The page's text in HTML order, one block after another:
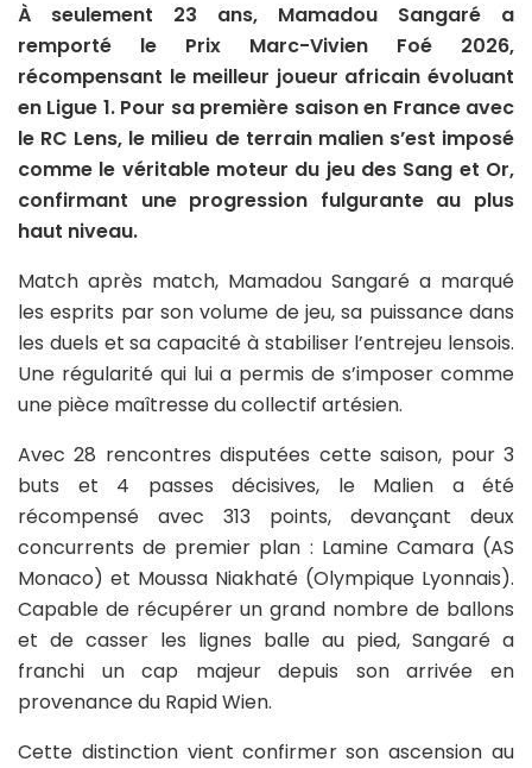
À seulement 23 ans, Mamadou Sangaré a
remporté le Prix Marc-Vivien Foé 2026,
récompensant le meilleur joueur africain évoluant
en Ligue 1. Pour sa première saison en France avec
le RC Lens, le milieu de terrain malien s’est imposé
comme le véritable moteur du jeu des Sang et Or,
confirmant une progression fulgurante au plus
haut niveau.
Match après match, Mamadou Sangaré a marqué
les esprits par son volume de jeu, sa puissance dans
les duels et sa capacité à stabiliser l’entrejeu lensois.
Une régularité qui lui a permis de s’imposer comme
une pièce maîtresse du collectif artésien.
Avec 28 rencontres disputées cette saison, pour 3
buts et 4 passes décisives, le Malien a été
récompensé avec 313 points, devançant deux
concurrents de premier plan : Lamine Camara (AS
Monaco) et Moussa Niakhaté (Olympique Lyonnais).
Capable de récupérer un grand nombre de ballons
et de casser les lignes balle au pied, Sangaré a
franchi un cap majeur depuis son arrivée en
provenance du Rapid Wien.
Cette distinction vient confirmer son ascension au